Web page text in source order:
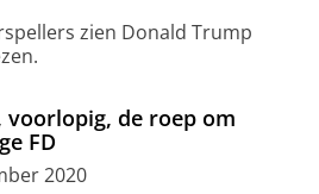
zien Donald Trump
de roep om
FD
2020